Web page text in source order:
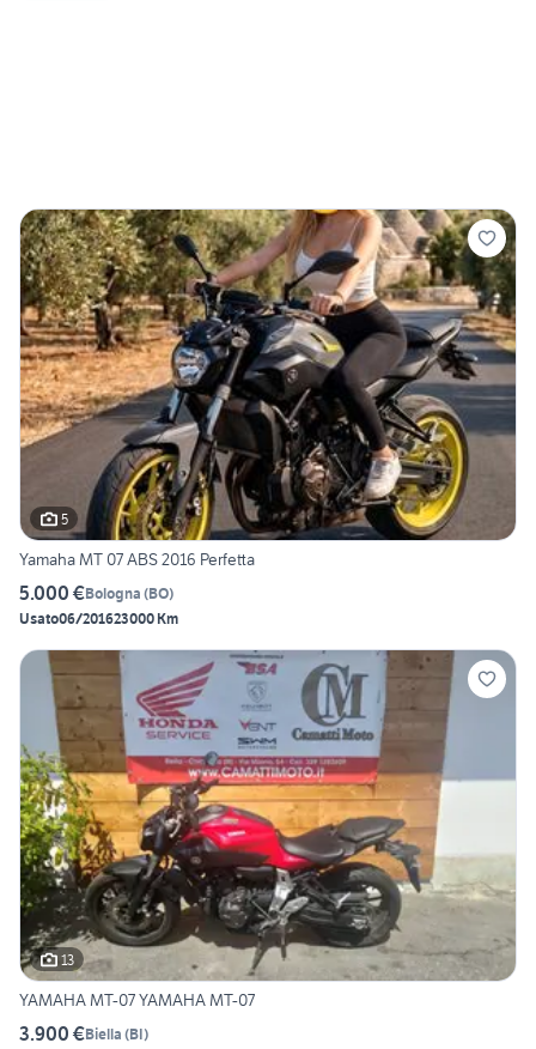
5
Yamaha MT 07 ABS 2016 Perfetta
5.000 €Bologna (BO)
Usato06/201623000 Km
13
YAMAHA MT-07 YAMAHA MT-07
3.900 €Biella (BI)